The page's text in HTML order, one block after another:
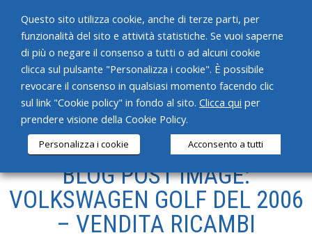
HOME
CHI SIAMO
SERVIZI
PRODOTTIBLOG POST IMAGE:
VOLKSWAGEN GOLF DEL 2006
– VENDITA RICAMBI
Questo sito utilizza cookie, anche di terze parti, per
funzionalità del sito e attività statistiche. Se vuoi saperne
di più o negare il consenso a tutti o ad alcuni cookie
clicca sul pulsante "Personalizza i cookie". È possibile
revocare il consenso in qualsiasi momento facendo clic
sul link "Cookie policy" in fondo al sito. Clicca qui per
prendere visione della Cookie Policy.
Personalizza i cookie Acconsento a tutti